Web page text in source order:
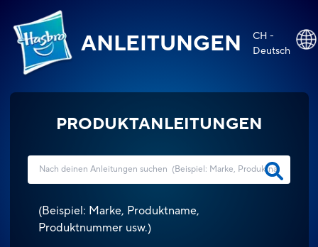
ANLEITUNGEN
CH -
Deutsch
PRODUKTANLEITUNGEN
(Beispiel: Marke, Produktname,
Produktnummer usw.)